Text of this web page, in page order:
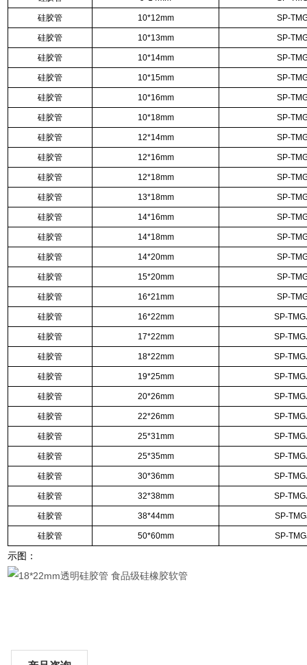
硅胶管 10*12mm SP-
硅胶管 10*13mm SP-
硅胶管 10*14mm SP-
硅胶管 10*15mm SP-
硅胶管 10*16mm SP-
硅胶管 10*18mm SP-
硅胶管 12*14mm SP-
硅胶管 12*16mm SP-
硅胶管 12*18mm SP-
硅胶管 13*18mm SP-
硅胶管 14*16mm SP-
硅胶管 14*18mm SP-
硅胶管 14*20mm SP-
硅胶管 15*20mm SP-
硅胶管 16*21mm SP-
硅胶管 16*22mm SP-
硅胶管 17*22mm SP-
硅胶管 18*22mm SP-
硅胶管 19*25mm SP-
硅胶管 20*26mm SP-
硅胶管 22*26mm SP-
硅胶管 25*31mm SP-
硅胶管 25*35mm SP-
硅胶管 30*36mm SP-
硅胶管 32*38mm SP-
硅胶管 38*44mm SP-
硅胶管 50*60mm SP-
示图：